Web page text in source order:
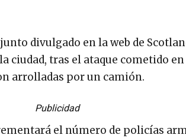
divulgado en la web de
ciudad, tras el ataque cometido
arrolladas por un camión.
Publicidad
el número de policías